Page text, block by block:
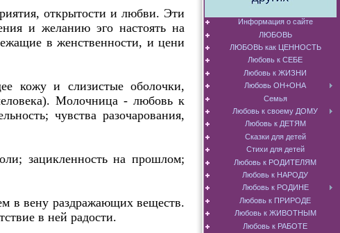
открытости и любви. Эти
и желанию эго настоять на
в женственности, и цени
кожу и слизистые оболочки,
Молочница - любовь к
чувства разочарования,
зацикленность на прошлом;
в вену раздражающих веществ.
в ней радости.
Информация о сайте
ЛЮБОВЬ
ЛЮБОВЬ как ЦЕННОСТЬ
Любовь к СЕБЕ
Любовь к ЖИЗНИ
Любовь ОН+ОНА
Семья
Любовь к своему ДОМУ
Любовь к ДЕТЯМ
Сказки для детей
Стихи для детей
Любовь к РОДИТЕЛЯМ
Любовь к НАРОДУ
Любовь к РОДИНЕ
Любовь к ПРИРОДЕ
Любовь к ЖИВОТНЫМ
Любовь к РАБОТЕ